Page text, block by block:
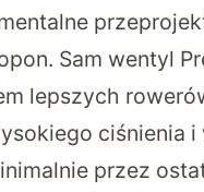
Sam wentyl
lepszych
ciśnienia i
przez